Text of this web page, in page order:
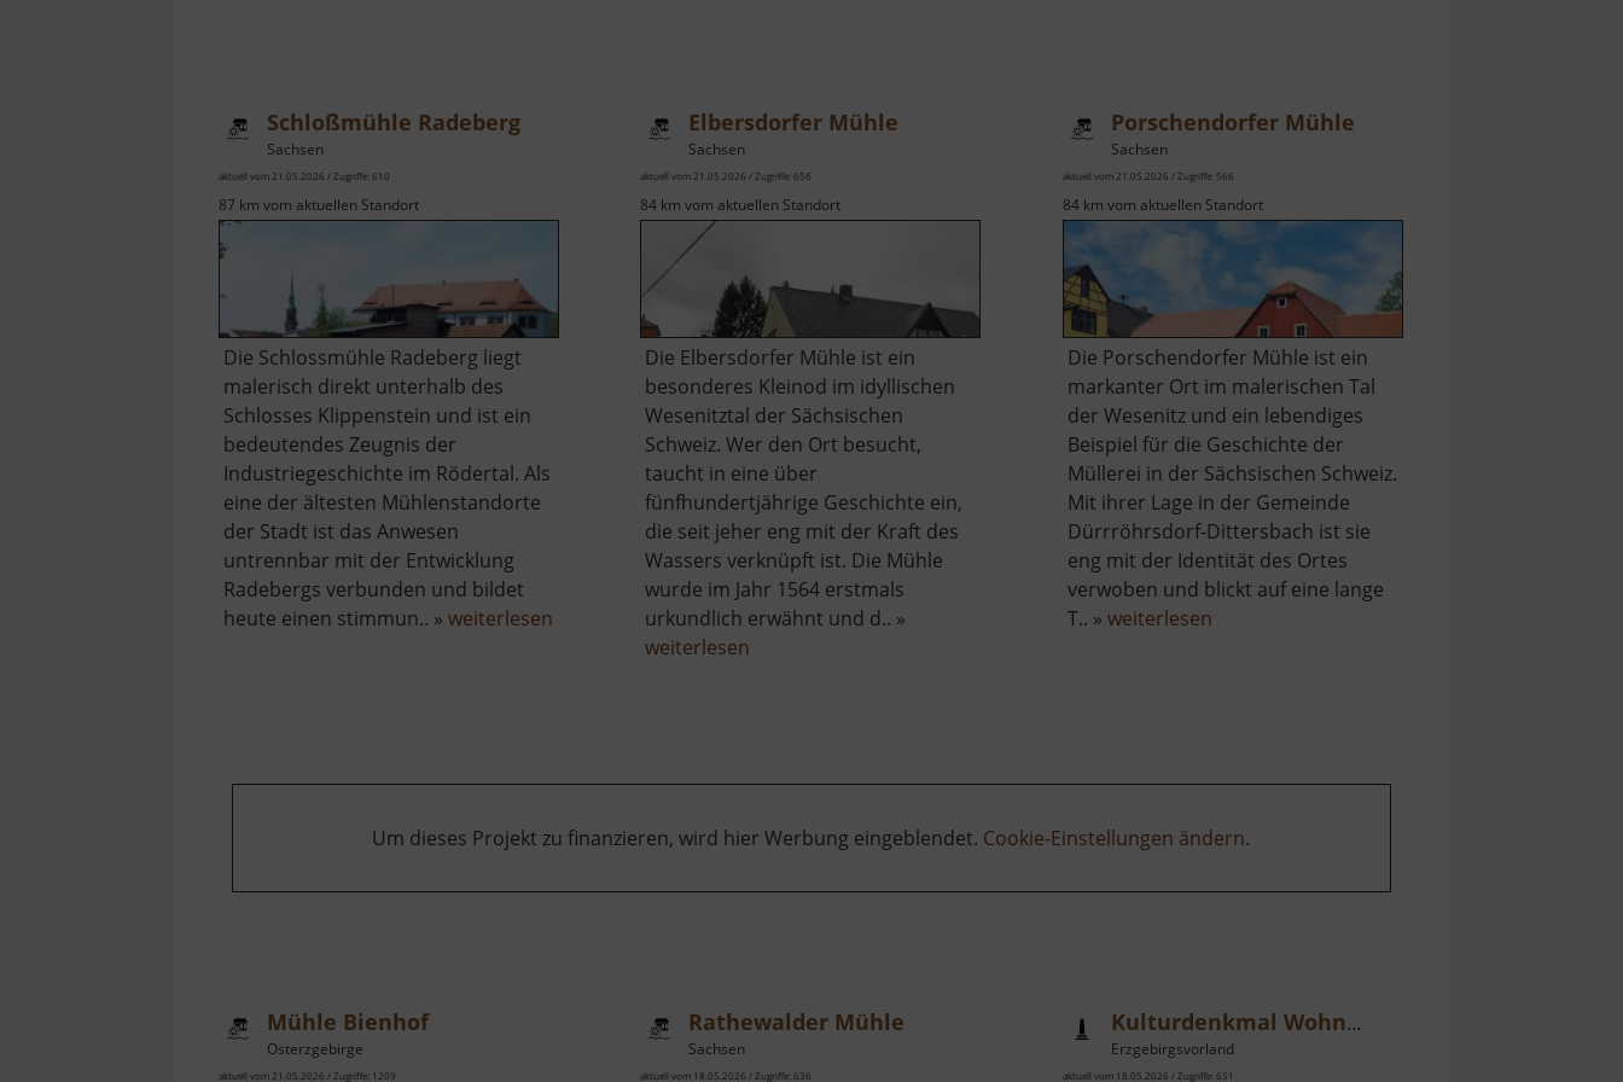
Schloßmühle Radeberg
Sachsen
aktuell vom 21.05.2026 / Zugriffe: 610
87 km vom aktuellen Standort
Die Schlossmühle Radeberg liegt
malerisch direkt unterhalb des
Schlosses Klippenstein und ist ein
bedeutendes Zeugnis der
Industriegeschichte im Rödertal. Als
eine der ältesten Mühlenstandorte
der Stadt ist das Anwesen
untrennbar mit der Entwicklung
Radebergs verbunden und bildet
heute einen stimmun.. » weiterlesen
Schloßmühle
Elbersdorfer Mühle
Sachsen
aktuell vom 21.05.2026 / Zugriffe: 656
84 km vom aktuellen Standort
Die Elbersdorfer Mühle ist ein
besonderes Kleinod im idyllischen
Wesenitztal der Sächsischen
Schweiz. Wer den Ort besucht,
taucht in eine über
fünfhundertjährige Geschichte ein,
die seit jeher eng mit der Kraft des
Wassers verknüpft ist. Die Mühle
wurde im Jahr 1564 erstmals
urkundlich erwähnt und d.. »
weiterlesen
Porschendorfer Mühle
Sachsen
aktuell vom 21.05.2026 / Zugriffe: 566
84 km vom aktuellen Standort
Die Porschendorfer Mühle ist ein
markanter Ort im malerischen Tal
der Wesenitz und ein lebendiges
Beispiel für die Geschichte der
Müllerei in der Sächsischen Schweiz.
Mit ihrer Lage in der Gemeinde
Dürrröhrsdorf-Dittersbach ist sie
eng mit der Identität des Ortes
verwoben und blickt auf eine lange
T.. » weiterlesenüber
Um dieses Projekt zu finanzieren, wird hier Werbung eingeblendet. Cookie-Einstellungen ändern.
Mühle Bienhof
Osterzgebirge
aktuell vom 21.05.2026 / Zugriffe: 1209
Rathewalder Mühle
Sachsen
aktuell vom 18.05.2026 / Zugriffe: 636
Kulturdenkmal Wohnmühle Schmidt-Rottluff
Erzgebirgsvorland
aktuell vom 18.05.2026 / Zugriffe: 651